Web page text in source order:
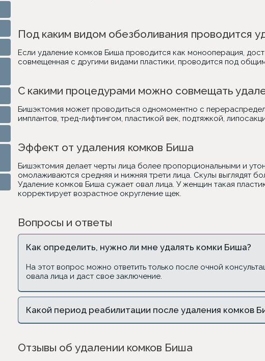
Под каким видом обезболивания проводится
Если удаление комков Биша проводится как монооперация,
совмещенная с другими видами пластики, проводится под
С какими процедурами можно совмещать
Бишэктомия может проводиться одномоментно с
имплантов, тред-лифтингом, пластикой век, подтяжкой,
Эффект от удаления комков Биша
Бишэктомия делает черты лица более пропорциональными и
омолаживаются средняя и нижняя трети лица. Скулы выглядят
Удаление комков Биша сужает овал лица. У женщин такая
корректирует возрастное округление щек.
Вопросы и ответы
Как определить, нужно ли мне удалять комки Биша?
На этот вопрос можно ответить только после очной
овала лица и даст свое заключение.
Какой период реабилитации после удаления комков
Отзывы об удалении комков Биша